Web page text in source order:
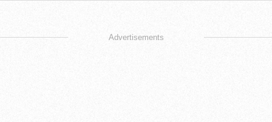
Advertisements